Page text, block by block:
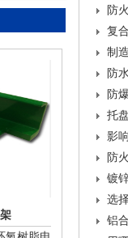
防
复
制
防
防
托
影
防
镀
选
铝